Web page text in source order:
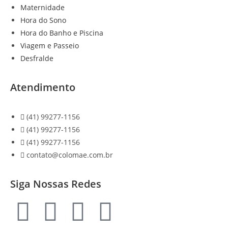
Maternidade
Hora do Sono
Hora do Banho e Piscina
Viagem e Passeio
Desfralde
Atendimento
(41) 99277-1156
(41) 99277-1156
(41) 99277-1156
contato@colomae.com.br
Siga Nossas Redes